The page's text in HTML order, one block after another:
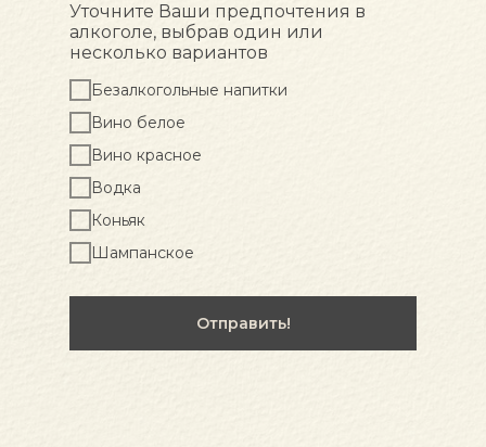
Уточните Ваши предпочтения в
алкоголе, выбрав один или
несколько вариантов
Безалкогольные напитки
Вино белое
Вино красное
Водка
Коньяк
Шампанское
Отправить!